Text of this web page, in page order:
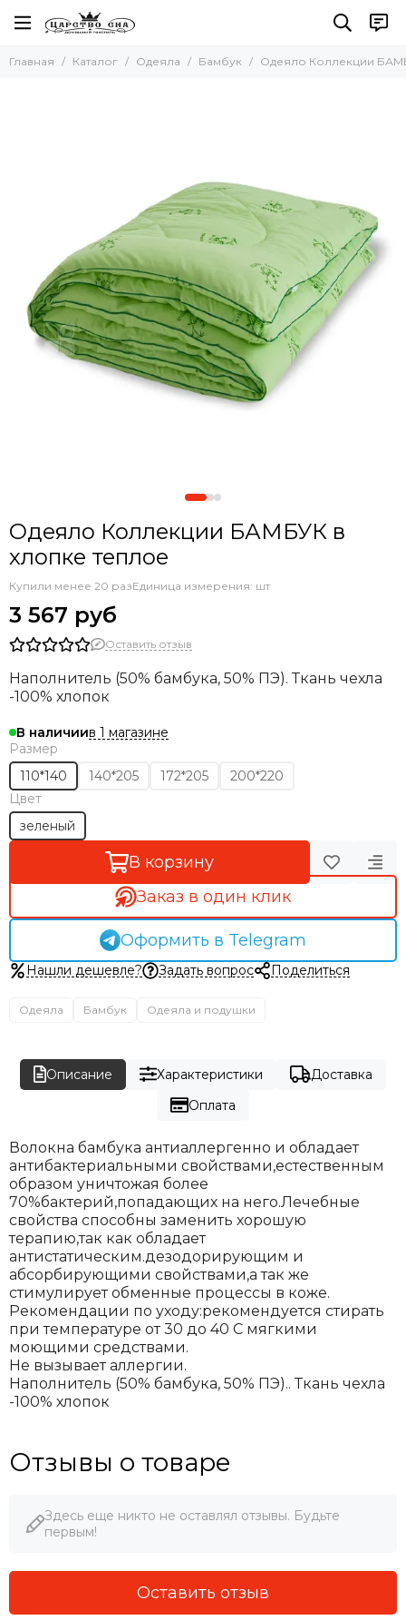
Одеяла
Микроволокно (искуственный пух)
Одеяла Козий пух (Кашемир)
Одеяла Овечья шерсть
Одеяла с верблюжьей шерстью
Одеяла Льняное волокно
Одеяла Хлопковое волокно
Одеяла Шерсть Яка
Одеяла Шерсть Альпака
Одеяла Молочное волокно
Главная Каталог Одеяла Бамбук Одеяло Коллекции
Одеяло Коллекции БАМБУК в
хлопке теплое
Купили менее 20 разЕдиница измерения: шт
3 567 руб
Оставить отзыв
Наполнитель (50% бамбука, 50% ПЭ). Ткань чехла
-100% хлопок
В наличиив 1 магазине
Размер
110*140
140*205 172*205
200*220
Цвет
зеленый
В корзину
Заказ в один клик
Оформить в Telegram
Нашли дешевле? Задать вопрос Поделиться
Одеяла Бамбук Одеяла и подушки
Описание Характеристики
Доставка
Оплата
Волокна бамбука антиаллергенно и обладает
антибактериальными свойствами,естественным
образом уничтожая более
70%бактерий,попадающих на него.Лечебные
свойства способны заменить хорошую
терапию,так как обладает
антистатическим.дезодорирующим и
абсорбирующими свойствами,а так же
стимулирует обменные процессы в коже.
Рекомендации по уходу:рекомендуется стирать
при температуре от 30 до 40 С мягкими
моющими средствами.
Не вызывает аллергии.
Наполнитель (50% бамбука, 50% ПЭ).. Ткань чехла
-100% хлопок
Отзывы о товаре
Здесь еще никто не оставлял отзывы. Будьте
первым!
Оставить отзыв